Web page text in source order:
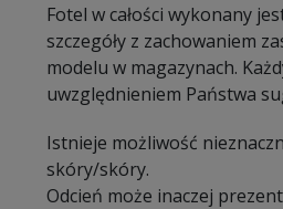
Fotel w całości wykonany
szczegóły z zachowaniem
modelu w magazynach.
uwzględnieniem Państwa
Istnieje możliwość
skóry/skóry.
Odcień może inaczej